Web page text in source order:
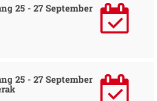
25 - 27 September
25 - 27 September